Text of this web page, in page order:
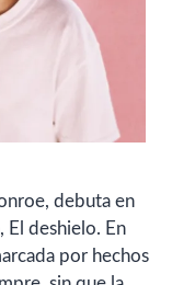
debuta en
El deshielo. En
por hechos